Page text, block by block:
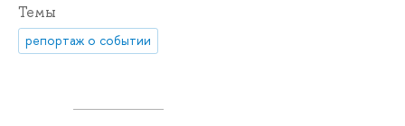
Темы
репортаж о событии